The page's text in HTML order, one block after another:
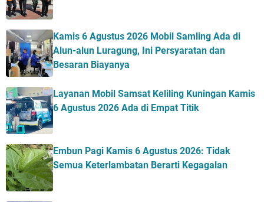
Kamis 6 Agustus 2026 Mobil Samling Ada di
Alun-alun Luragung, Ini Persyaratan dan
Besaran Biayanya
Layanan Mobil Samsat Keliling Kuningan Kamis
6 Agustus 2026 Ada di Empat Titik
Embun Pagi Kamis 6 Agustus 2026: Tidak
Semua Keterlambatan Berarti Kegagalan